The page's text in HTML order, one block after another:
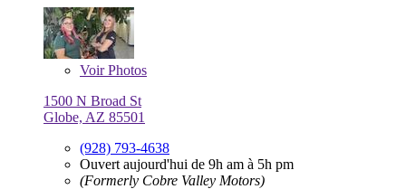
VoirPhotos
1500 N Broad St
Globe, AZ 85501
(928) 793-4638
Ouvert aujourd'hui de 9h am à 5h pm
(Formerly Cobre Valley Motors)